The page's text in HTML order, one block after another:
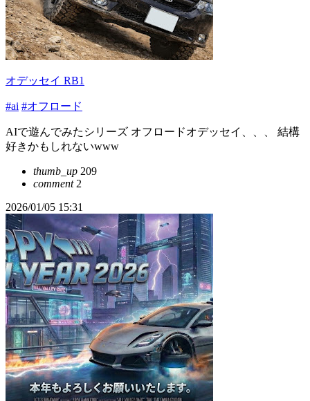
オデッセイ RB1
#ai #オフロード
AIで遊んでみたシリーズ オフロードオデッセイ、、、 結構
好きかもしれないwww
thumb_up 209
comment2
2026/01/05 15:31